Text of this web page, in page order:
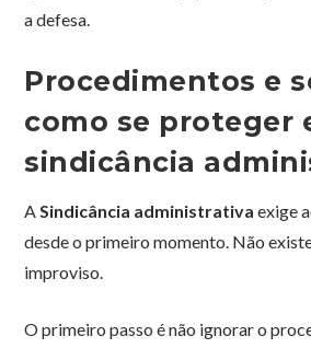
a defesa.
Procedimentos e
como se proteger
sindicância
A Sindicância administrativa exige
desde o primeiro momento. Não
improviso.
O primeiro passo é não ignorar o